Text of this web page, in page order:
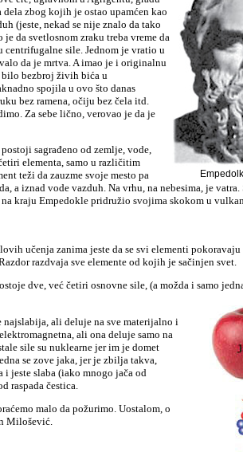
zbog kojih je ostao upamćen kao
(jeste, nekad se nije znalo da tako
da svetlosnom zraku treba vreme da
centrifugalne sile. Jednom je vratio u
da je mrtva. A imao je i originalnu
bezbroj živih bića u
spojila u ovo što danas
bez ramena, očiju bez čela itd.
Za sebe lično, verovao je da je
sagrađeno od zemlje, vode,
elementa, samo u različitim
teži da zauzme svoje mesto pa
a iznad vode vazduh. Na vrhu, na nebesima, je
kraju Empedokle pridružio svojima skokom u
učenja zanima jeste da se svi elementi pokoravaju
razdvaja sve elemente od kojih je sačinjen svet.
dve, već četiri osnovne sile, (a možda i samo
ali deluje na sve materijalno i
ali ona deluje samo na
sile su nuklearne jer im je domet
se zove jaka, jer je zbilja takva,
i jeste slaba (iako mnogo jača od
raspada čestica.
malo da požurimo. Uostalom, o
Milošević.